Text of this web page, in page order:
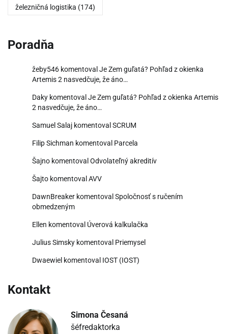
železničná logistika (174)
Poradňa
žeby546 komentoval Je Zem guľatá? Pohľad z okienka
Artemis 2 nasvedčuje, že áno…
Daky komentoval Je Zem guľatá? Pohľad z okienka Artemis
2 nasvedčuje, že áno…
Samuel Salaj komentoval SCRUM
Filip Sichman komentoval Parcela
Šajno komentoval Odvolateľný akreditív
Šajto komentoval AVV
DawnBreaker komentoval Spoločnosť s ručením
obmedzeným
Ellen komentoval Úverová kalkulačka
Julius Simsky komentoval Priemysel
Dwaewiel komentoval IOST (IOST)
Kontakt
Simona Česaná
šéfredaktorka